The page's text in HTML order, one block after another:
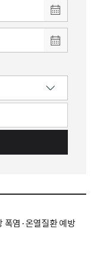
폭염·온열질환 예방